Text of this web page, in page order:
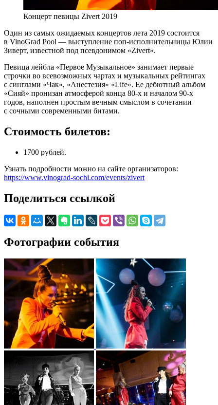
Концерт певицы Zivert 2019
Один из самых ожидаемых концертов лета 2019 состоится
в VinoGrad Pool — выступление поп-исполнительницы Юлии
Зиверт, известной под псевдонимом «Zivert».
Певица лейбла «Первое Музыкальное» занимает первые
строчки во всевозможных чартах и музыкальных рейтингах
с синглами «Чак», «Анестезия» «Life». Ее дебютный альбом
«Сияй» пронизан атмосферой конца 80-х и началом 90-х
годов, наполнен простым вечным смыслом в сочетании
с сочными современными битами.
Стоимость билетов:
1700 рублей.
Узнать подробности можно на сайте организаторов:
https://www.vinograd-sochi.com/events/zivert
Поделиться ссылкой
Фотографии события